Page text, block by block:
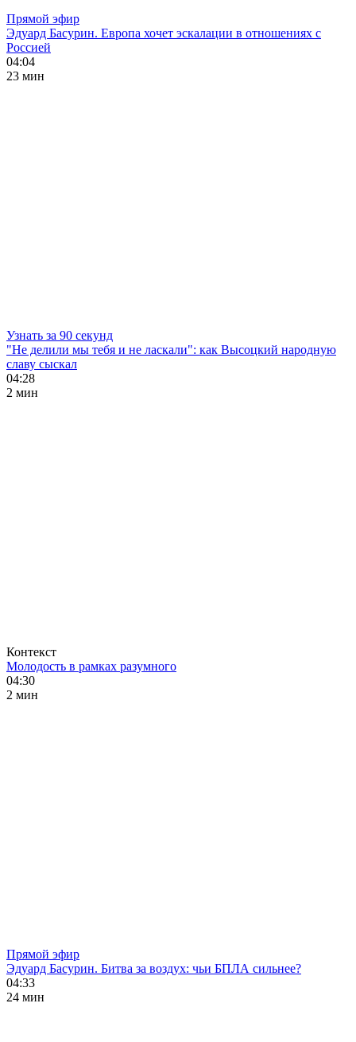
Прямой эфир
Эдуард Басурин. Европа хочет эскалации в отношениях с
Россией
04:04
23 мин
Узнать за 90 секунд
"Не делили мы тебя и не ласкали": как Высоцкий народную
славу сыскал
04:28
2 мин
Контекст
Молодость в рамках разумного
04:30
2 мин
Прямой эфир
Эдуард Басурин. Битва за воздух: чьи БПЛА сильнее?
04:33
24 мин